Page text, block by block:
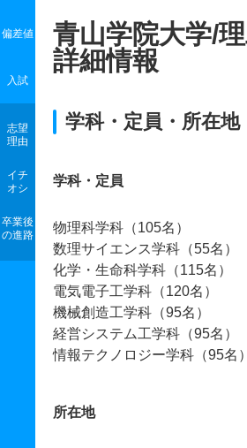
偏差値
入試
志望
理由
イチ
オシ
卒業後
の進路
青山学院大学/
詳細情報
学科・定員・所在地
学科・定員
物理科学科（105名）
数理サイエンス学科（55名）
化学・生命科学科（115名）
電気電子工学科（120名）
機械創造工学科（95名）
経営システム工学科（95名）
情報テクノロジー学科（95名）
所在地